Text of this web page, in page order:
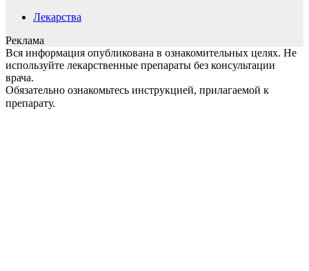
Лекарства
Реклама
Вся информация опубликована в ознакомительных целях. Не
используйте лекарственные препараты без консультации
врача.
Обязательно ознакомьтесь инструкцией, прилагаемой к
препарату.